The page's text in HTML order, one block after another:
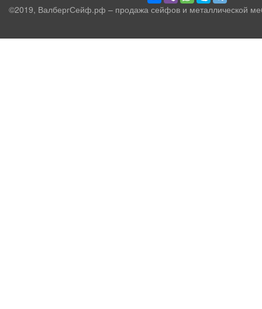
©2019, ВалбергСейф.рф – продажа сейфов и металлической